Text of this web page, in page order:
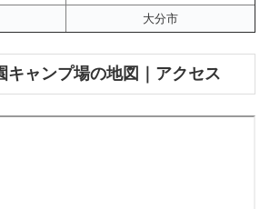
大分市
キャンプ場の地図｜アクセス